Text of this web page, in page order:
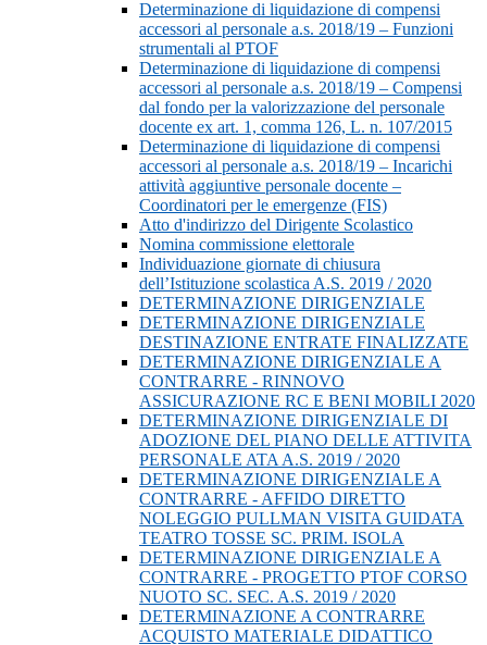
Determinazione di liquidazione di compensi
accessori al personale a.s. 2018/19 – Funzioni
strumentali al PTOF
Determinazione di liquidazione di compensi
accessori al personale a.s. 2018/19 – Compensi
dal fondo per la valorizzazione del personale
docente ex art. 1, comma 126, L. n. 107/2015
Determinazione di liquidazione di compensi
accessori al personale a.s. 2018/19 – Incarichi
attività aggiuntive personale docente –
Coordinatori per le emergenze (FIS)
Atto d'indirizzo del Dirigente Scolastico
Nomina commissione elettorale
Individuazione giornate di chiusura
dell’Istituzione scolastica A.S. 2019 / 2020
DETERMINAZIONE DIRIGENZIALE
DETERMINAZIONE DIRIGENZIALE
DESTINAZIONE ENTRATE FINALIZZATE
DETERMINAZIONE DIRIGENZIALE A
CONTRARRE - RINNOVO
ASSICURAZIONE RC E BENI MOBILI 2020
DETERMINAZIONE DIRIGENZIALE DI
ADOZIONE DEL PIANO DELLE ATTIVITA
PERSONALE ATA A.S. 2019 / 2020
DETERMINAZIONE DIRIGENZIALE A
CONTRARRE - AFFIDO DIRETTO
NOLEGGIO PULLMAN VISITA GUIDATA
TEATRO TOSSE SC. PRIM. ISOLA
DETERMINAZIONE DIRIGENZIALE A
CONTRARRE - PROGETTO PTOF CORSO
NUOTO SC. SEC. A.S. 2019 / 2020
DETERMINAZIONE A CONTRARRE
ACQUISTO MATERIALE DIDATTICO